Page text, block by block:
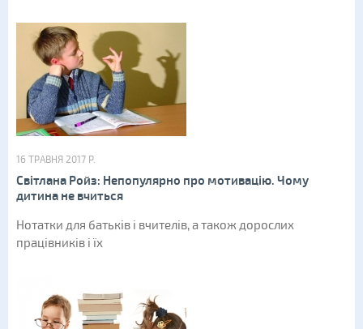
16 ТРАВНЯ 2017 Р.
Світлана Ройз: Непопулярно про мотивацію. Чому
дитина не вчиться
Нотатки для батьків і вчителів, а також дорослих
працівників і їх